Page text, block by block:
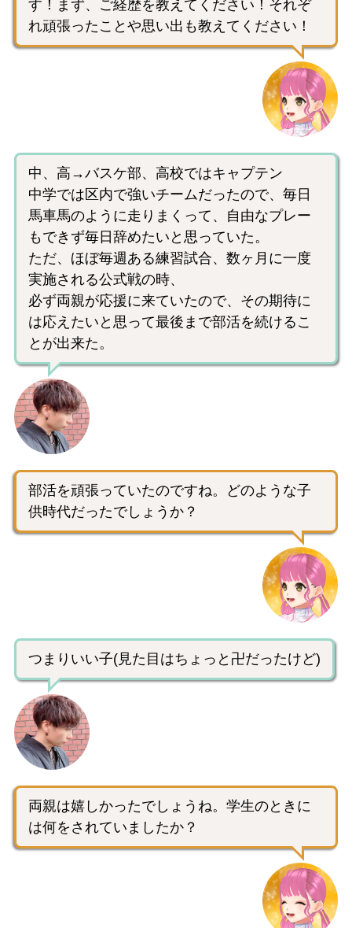
す！まず、ご経歴を教えてください！それぞ
れ頑張ったことや思い出も教えてください！
中、高→バスケ部、高校ではキャプテン
中学では区内で強いチームだったので、毎日
馬車馬のように走りまくって、自由なプレー
もできず毎日辞めたいと思っていた。
ただ、ほぼ毎週ある練習試合、数ヶ月に一度
実施される公式戦の時、
必ず両親が応援に来ていたので、その期待に
は応えたいと思って最後まで部活を続けるこ
とが出来た。
部活を頑張っていたのですね。どのような子
供時代だったでしょうか？
つまりいい子(見た目はちょっと卍だったけど)
両親は嬉しかったでしょうね。学生のときに
は何をされていましたか？